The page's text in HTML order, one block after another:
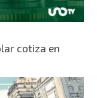
cotiza en